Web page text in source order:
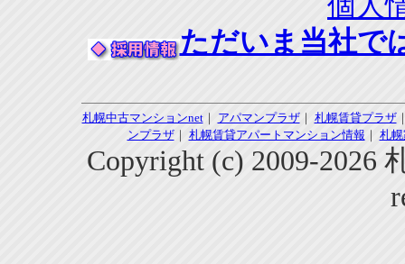
ただいま当社で
札幌中古マンションnet｜ アパマンプラザ｜ 札幌賃貸プラザ
ンプラザ｜ 札幌賃貸アパートマンション情報 ｜ 札
Copyright (c) 2009-2026